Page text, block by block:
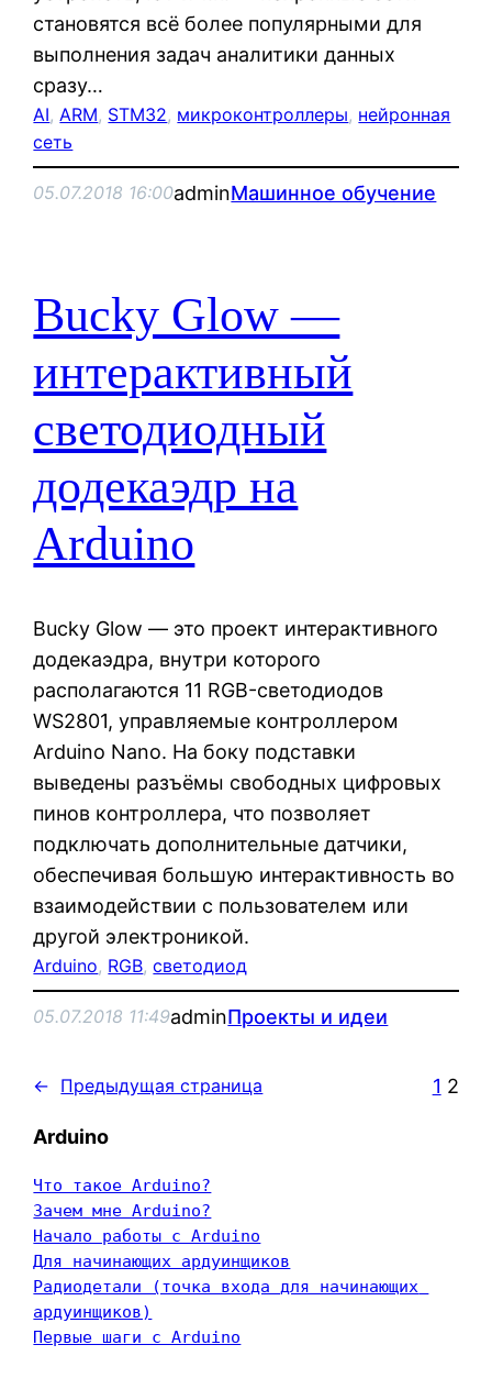
становятся всё более популярными для
выполнения задач аналитики данных
сразу…
AI, ARM, STM32, микроконтроллеры, нейронная
сеть
05.07.2018 16:00adminМашинное обучение
Bucky Glow —
интерактивный
светодиодный
додекаэдр на
Arduino
Bucky Glow — это проект интерактивного
додекаэдра, внутри которого
располагаются 11 RGB-светодиодов
WS2801, управляемые контроллером
Arduino Nano. На боку подставки
выведены разъёмы свободных цифровых
пинов контроллера, что позволяет
подключать дополнительные датчики,
обеспечивая большую интерактивность во
взаимодействии с пользователем или
другой электроникой.
Arduino, RGB, светодиод
05.07.2018 11:49adminПроекты и идеи
← Предыдущая страница 1 2
Arduino
Что такое Arduino?
Зачем мне Arduino?
Начало работы с Arduino
Для начинающих ардуинщиков
Радиодетали (точка входа для начинающих
ардуинщиков)
Первые шаги с Arduino